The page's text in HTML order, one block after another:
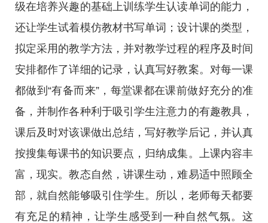
级在培养兴趣的基础上训练学生认读单词的能力，
还让学生试着模仿教材书写单词；设计课的类型，
拟定采用的教学方法，并对教学过程的程序及时间
安排都作了详细的记录，认真写好教案。对每一课
都做到“有备而来”，每堂课都在课前做好充分的准
备，并制作各种利于吸引学生注意力的有趣教具，
课后及时对该课做出总结，写好教学后记，并认真
按搜集每课书的知识要点，归纳成集。上课内容丰
富，现实。教态自然，讲课生动，难易适中照顾全
部，就自然能够吸引住学生。所以，老师每天都要
有充足的精神，让学生感受到一种自然气氛。这